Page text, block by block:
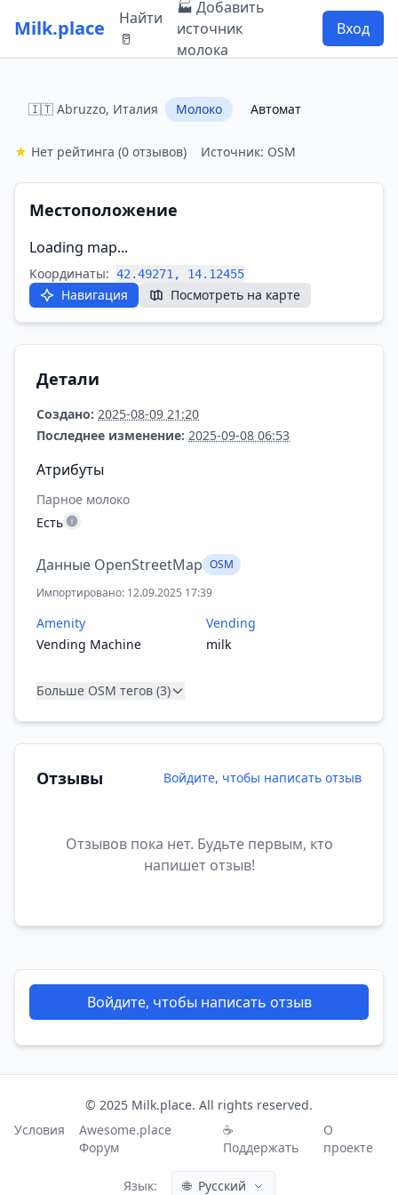
Milk.place
Найти
🥛
🏭 Добавить
источник
молока
Вход
🇮🇹 Abruzzo, Италия Молоко Автомат
★ Нет рейтинга (0 отзывов) Источник: OSM
Местоположение
Loading map...
Координаты: 42.49271, 14.12455
Навигация Посмотреть на карте
Детали
Создано: 2025-08-09 21:20
Последнее изменение: 2025-09-08 06:53
Атрибуты
Парное молоко
Есть
Данные OpenStreetMap OSM
Импортировано: 12.09.2025 17:39
Amenity
Vending Machine
Vending
milk
Больше OSM тегов (3)
Отзывы Войдите, чтобы написать отзыв
Отзывов пока нет. Будьте первым, кто
напишет отзыв!
Войдите, чтобы написать отзыв
© 2025 Milk.place. All rights reserved.
Условия
Awesome.place
Форум
☕
Поддержать
О
проекте
Язык: 🌐 Русский